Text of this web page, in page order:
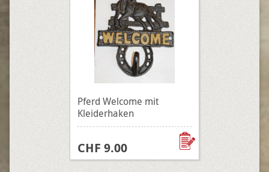
Pferd Welcome mit
Kleiderhaken
CHF 9.00